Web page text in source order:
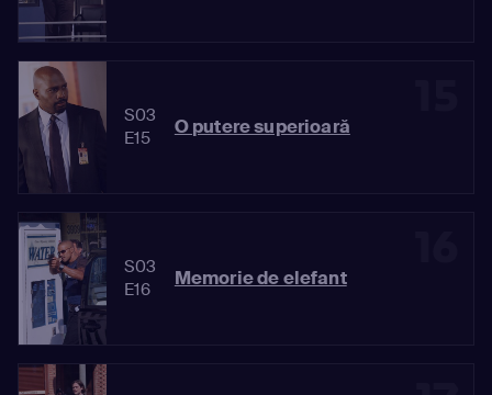
S03
E15
O putere superioară
S03
E16
Memorie de elefant